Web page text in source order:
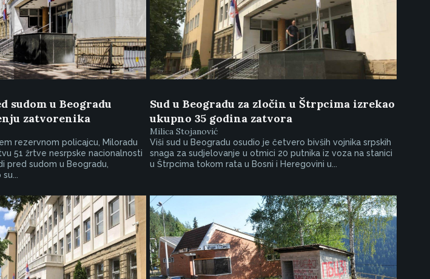
sudom u Beogradu
zatvorenika
rezervnom policajcu, Miloradu
51 žrtve nesrpske nacionalnosti
pred sudom u Beogradu,
Sud u Beogradu za zločin u Štrpcima izrekao
ukupno 35 godina zatvora
Milica Stojanović
Viši sud u Beogradu osudio je četvero bivših vojnika srpskih
snaga za sudjelovanje u otmici 20 putnika iz voza na stanici
u Štrpcima tokom rata u Bosni i Heregovini u...